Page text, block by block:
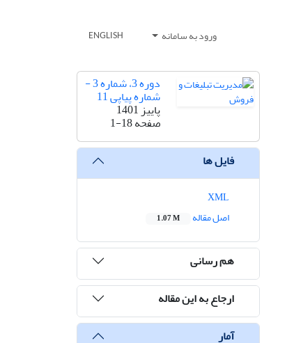
ورود به سامانه ENGLISH
دوره 3، شماره 3 -
شماره پیاپی 11
پاییز 1401
صفحه1-18
فایل ها
اصل مقاله
1.07 M
هم رسانی
ارجاع به این مقاله
آمار